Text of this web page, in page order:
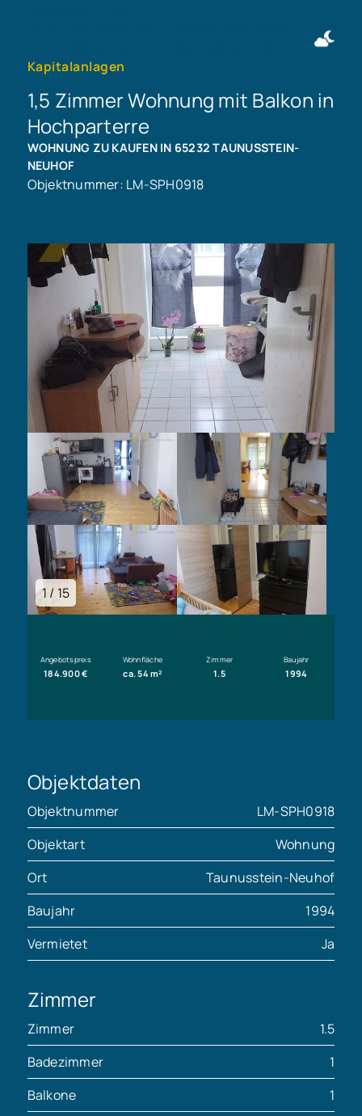
Kapitalanlagen
1,5 Zimmer Wohnung mit Balkon in
Hochparterre
WOHNUNG ZU KAUFEN IN 65232 TAUNUSSTEIN-
NEUHOF
Objektnummer: LM-SPH0918
1 / 15
Angebotspreis
184.900 €
Wohnfläche
ca. 54 m²
Zimmer
1.5
Baujahr
1994
Objektdaten
Objektnummer
LM-SPH0918
Objektart
Wohnung
Ort
Taunusstein-Neuhof
Baujahr
1994
Vermietet
Ja
Zimmer
Zimmer
1.5
Badezimmer
1
Balkone
1